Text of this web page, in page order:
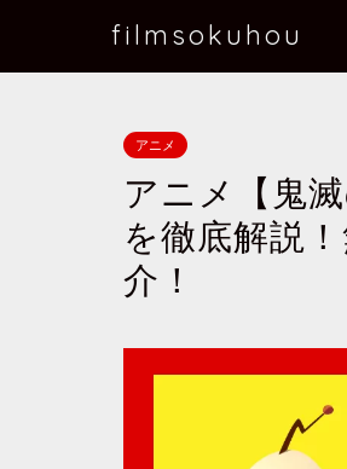
filmsokuhou
アニメ
アニメ【鬼
を徹底解説
介！